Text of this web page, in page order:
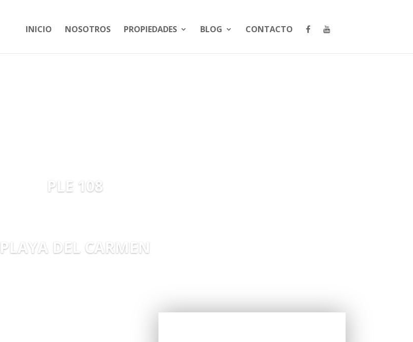
INICIO NOSOTROS PROPIEDADES BLOG CONTACTO
PLE 108
PLAYA DEL CARMEN